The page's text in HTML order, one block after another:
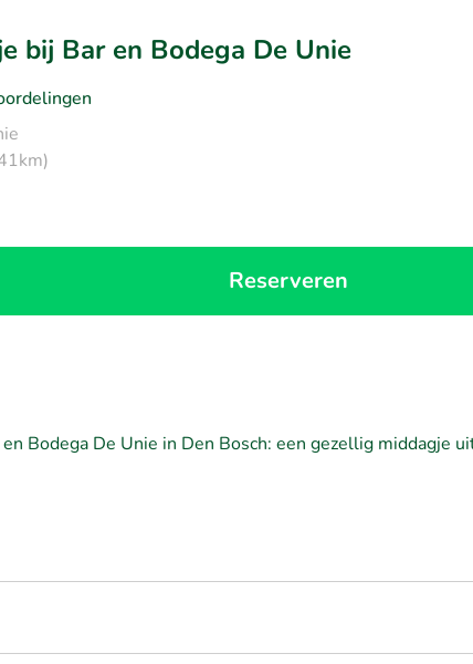
bij Bar en Bodega De Unie
Reserveren
Bodega De Unie in Den Bosch: een gezellig middagje